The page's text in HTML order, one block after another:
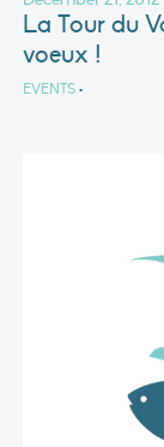
La Tour du
voeux !
EVENTS •